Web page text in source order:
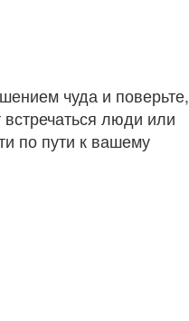
чуда и поверьте,
люди или
по пути к вашему